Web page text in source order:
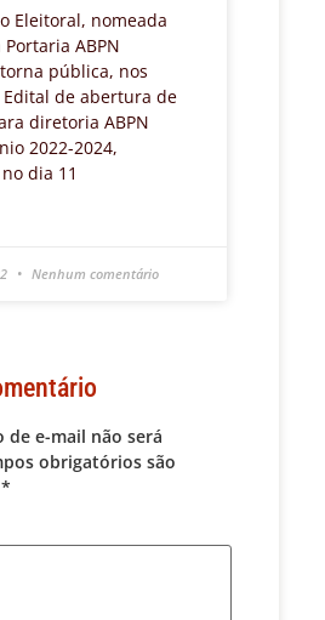
Eleitoral, nomeada
ABPN
pública, nos
de abertura de
diretoria ABPN
2022-2024,
dia 11
Nenhum comentário
de e-mail não será
obrigatórios são
*